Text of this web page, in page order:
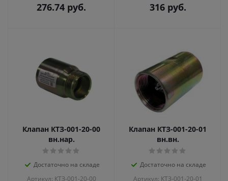
276.74 руб. 316руб.
Клапан КТЗ-001-20-00
вн.нар.
Достаточно на складе
Артикул: КТЗ-001-20-00
Клапан КТЗ-001-20-01
вн.вн.
Достаточно на складе
Артикул: КТЗ-001-20-01